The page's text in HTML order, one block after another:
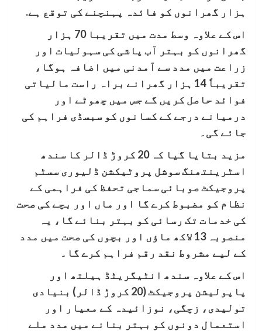
ہزار گھرانوں کو فائدہ پہنچنے کی توقع ہے.
اس کے علاوہ وسط مدت میں تقریبا 70 ہزار
گھرانوں کو بہتر آب پاشی کی سہولیات اور
زراعت میں مدد سے آمدنی میں اضافہ ہوگا،
تقریباً 14 ہزار گھرانے براہ راست مالیاتی
فوائد حاصل کریں گے جس میں چھوٹے اور
درمیانے درجے کے کسانوں کو سبسڈی فراہم کی
جائے گی۔
مزید بتایا گیا کہ 20 کروڑ ڈالر کا سندھ
اسٹرینتھنگ سوشل پروٹیکشن ڈلیوری سسٹم
پروجیکٹ صوبائی سماجی تحفظ کی فراہمی کے
نظام کو مضبوط کرے گا اور ماں اور بچے کی صحت
کی خدمات تک رسائی کو بہتر بنائے گا، یہ
منصوبہ 13 لاکھ ماؤں اور بچوں کی صحت میں مدد
کے لیے مشروط نقد رقم فراہم کرے گا۔
اس کے علاوہ سندھ انٹیگریٹڈ ہیلتھ اور
پاپولیشن پروجیکٹ (20 کروڑ ڈالر) بنیادی
تولیدی، زچگی، نوزائیدہ کے معیار اور
استعمال دونوں کو بہتر بنانے میں مدد ملے